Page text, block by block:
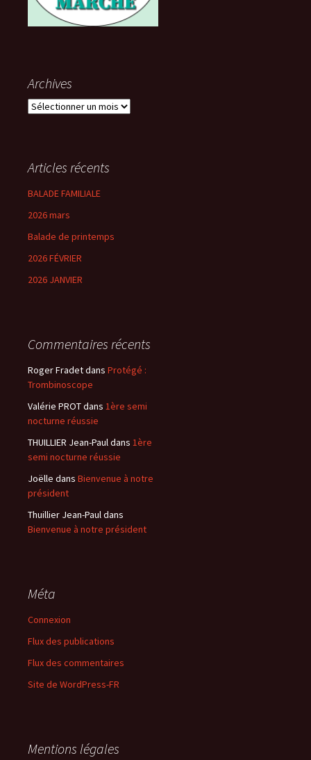
Archives
Archives
Articles récents
BALADE FAMILIALE
2026 mars
Balade de printemps
2026 FÉVRIER
2026 JANVIER
Commentaires récents
Roger Fradetdans Protégé :
Trombinoscope
Valérie PROTdans 1ère semi
nocturne réussie
THUILLIER Jean-Pauldans 1ère
semi nocturne réussie
Joëlle dans Bienvenue à notre
président
Thuillier Jean-Pauldans
Bienvenue à notre président
Méta
Connexion
Flux des publications
Flux des commentaires
Site de WordPress-FR
Mentions légales